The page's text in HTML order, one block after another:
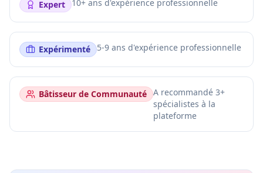
Expert 10+ ans d'expérience professionnelle
Expérimenté 5-9 ans d'expérience professionnelle
Bâtisseur de Communauté A recommandé 3+
spécialistes à la
plateforme